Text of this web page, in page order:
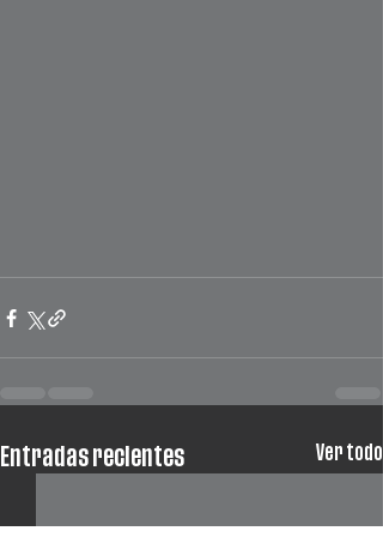
Entradas recientes Ver todo